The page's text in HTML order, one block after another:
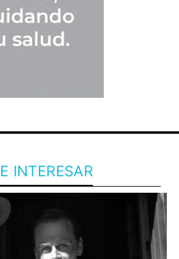
INTERESAR